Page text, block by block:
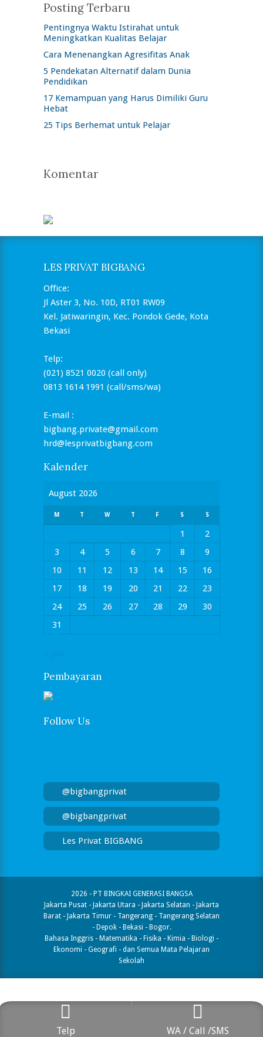
Posting Terbaru
Pentingnya Waktu Istirahat untuk
Meningkatkan Kualitas Belajar
Cara Menenangkan Agresifitas Anak
5 Pendekatan Alternatif dalam Dunia
Pendidikan
17 Kemampuan yang Harus Dimiliki Guru
Hebat
25 Tips Berhemat untuk Pelajar
Komentar
LES PRIVAT BIGBANG
Office:
Jl Aster 3, No. 10D, RT01 RW09
Kel. Jatiwaringin, Kec. Pondok Gede, Kota
Bekasi
Telp:
(021) 8521 0020 (call only)
0813 1614 1991 (call/sms/wa)
E-mail :
bigbang.private@gmail.com
hrd@lesprivatbigbang.com
Kalender
August 2026
M T W T F S S
1
2
3
4 5 6 7 8
9
10
11 12 13 14 15
16
17
18 19 20 21 22
23
24
25 26 27 28 29
30
31
Pembayaran
Follow Us
@bigbangprivat
@bigbangprivat
Les Privat BIGBANG
2026 - PT BINGKAI GENERASI BANGSA
Jakarta Pusat - Jakarta Utara - Jakarta Selatan - Jakarta
Barat - Jakarta Timur - Tangerang - Tangerang Selatan
- Depok - Bekasi - Bogor.
Bahasa Inggris - Matematika - Fisika - Kimia - Biologi -
Ekonomi - Geografi​ - dan Semua Mata Pelajaran
Sekolah
Telp WA / Call /SMS